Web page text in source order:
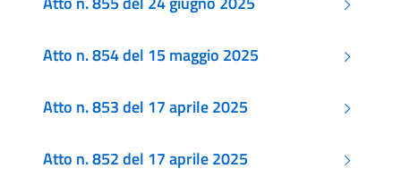
Atto n. 854 del 15 maggio 2025
Atto n. 853 del 17 aprile 2025
Atto n. 852 del 17 aprile 2025